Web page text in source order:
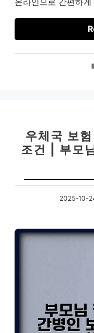
우체국 보
조건 | 부모
2025-10-